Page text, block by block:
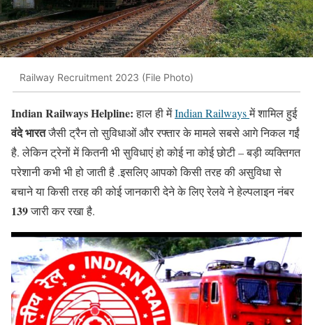
Railway Recruitment 2023 (File Photo)
Indian Railways Helpline:हाल ही मेंIndian Railwaysमें शामिल हुई
वंदे भारतजैसी ट्रैन तो सुविधाओं और रफ्तार के मामले सबसे आगे निकल गईं
है. लेकिन ट्रेनों में कितनी भी सुविधाएं हो कोई ना कोई छोटी – बड़ी व्यक्तिगत
परेशानी कभी भी हो जाती है .इसलिए आपको किसी तरह की असुविधा से
बचाने या किसी तरह की कोई जानकारी देने के लिए रेलवे ने हेल्पलाइन नंबर
139जारी कर रखा है.